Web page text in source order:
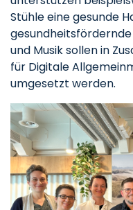
Stühle eine gesunde
und Musik sollen in
für Digitale
umgesetzt werden.